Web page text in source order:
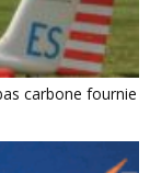
carbone fournie